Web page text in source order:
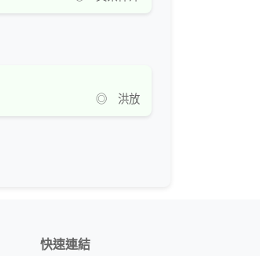
◎ 洪放
快速連結